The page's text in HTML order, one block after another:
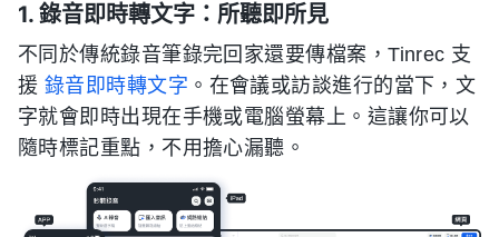
1. 錄音即時轉文字：所聽即所見
不同於傳統錄音筆錄完回家還要傳檔案，Tinrec 支
援 錄音即時轉文字 。在會議或訪談進行的當下，文
字就會即時出現在手機或電腦螢幕上。這讓你可以
隨時標記重點，不用擔心漏聽。